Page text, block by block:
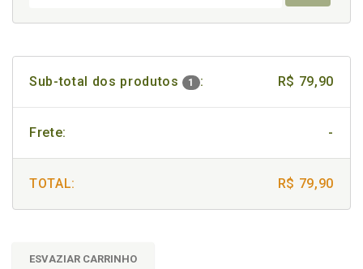
Sub-total dos produtos 1 : R$ 79,90
Frete: -
TOTAL: R$ 79,90
ESVAZIAR CARRINHO